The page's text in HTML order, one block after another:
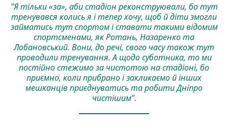
"Я тільки «за», аби стадіон реконструювали, бо тут
тренувався колись я і тепер хочу, щоб й діти змогли
займатись тут спортом і ставати такими відомим
спортсменами, як Ротань, Назаренко та
Лобановський. Вони, до речі, свого часу також тут
проводили тренування. А щодо суботника, то ми
постійно стежимо за чистотою на стадіоні, бо
приємно, коли прибрано і закликаємо й інших
мешканців приєднуватись та робити Дніпро
чистішим".